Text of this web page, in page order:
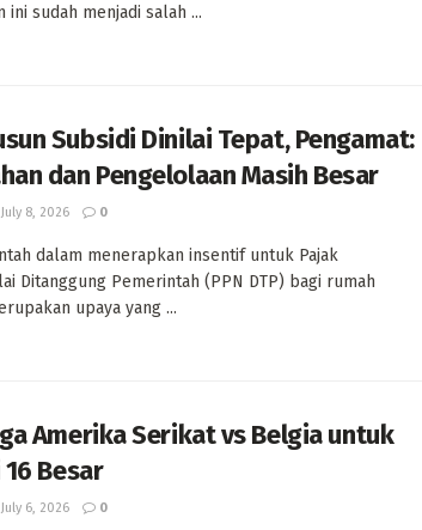
ini sudah menjadi salah ...
Subsidi Dinilai Tepat, Pengamat:
dan Pengelolaan Masih Besar
8, 2026 0
dalam menerapkan insentif untuk Pajak
Ditanggung Pemerintah (PPN DTP) bagi rumah
upaya yang ...
Amerika Serikat vs Belgia untuk
Besar
6, 2026 0